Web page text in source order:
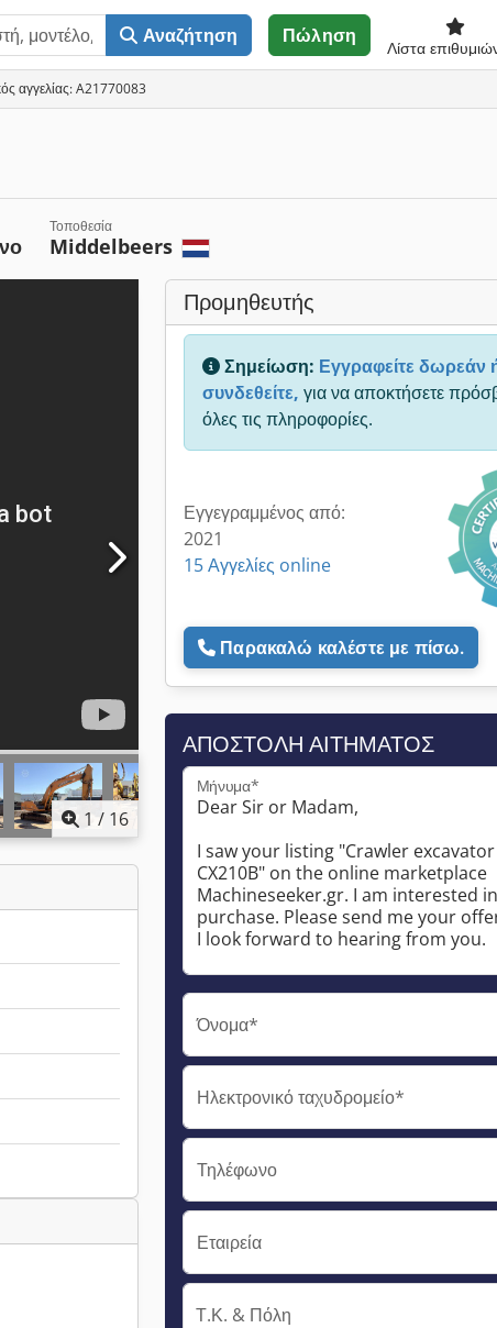
Αναζήτηση Πώληση
Λίστα
αγγελίας: A21770083
Τοποθεσία
Middelbeers
1 / 16
Προμηθευτής
Σημείωση: Εγγραφείτε δωρεάν
συνδεθείτε, για να αποκτήσετε
όλες τις πληροφορίες.
Εγγεγραμμένος από:
2021
15 Αγγελίες online
Παρακαλώ καλέστε με πίσω.
ΑΠΟΣΤΟΛΉ ΑΙΤΉΜΑΤΟΣ
Μήνυμα*
Όνομα*
Ηλεκτρονικό ταχυδρομείο*
Τηλέφωνο
Εταιρεία
Τ.Κ. & Πόλη